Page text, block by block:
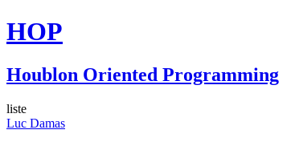
HOP
Houblon Oriented Programming
liste
Luc Damas